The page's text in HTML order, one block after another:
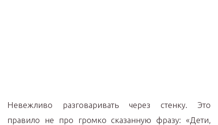
Невежливо разговаривать через стенку. Это
правило не про громко сказанную фразу: «Дети,